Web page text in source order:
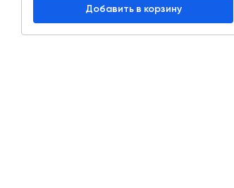
Добавить в корзину